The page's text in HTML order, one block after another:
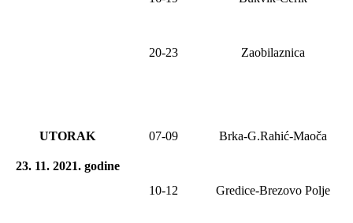
20-23 Zaobilaznica
UTORAK
23. 11. 2021.godine
07-09 Brka-G.Rahić-Maoča
10-12 Gredice-Brezovo Polje